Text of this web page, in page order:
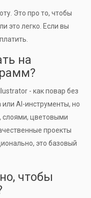
Это про то, чтобы
это легко. Если вы
на
- как повар без
AI-инструменты, но
слоями, цветовыми
проекты
это базовый
чтобы